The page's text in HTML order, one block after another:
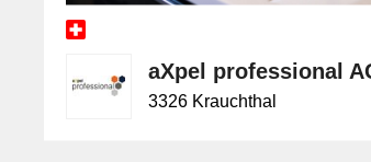
aXpel professional
3326 Krauchthal